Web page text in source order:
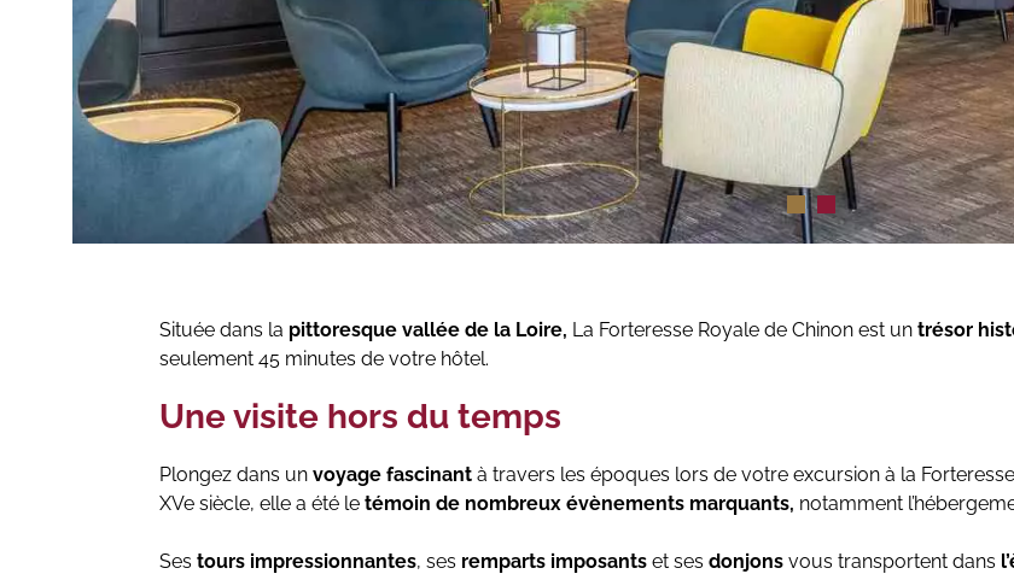
Située dans la pittoresque vallée de la Loire, La Forteresse Royale de Chinon est un trésor
seulement 45 minutes de votre hôtel.
Une visite hors du temps
Plongez dans un voyage fascinant à travers les époques lors de votre excursion à la
XVe siècle, elle a été le témoin de nombreux évènements marquants, notamment
Ses tours impressionnantes, ses remparts imposants et ses donjons vous transportent dans